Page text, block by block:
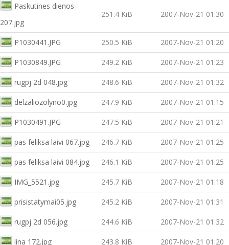
Paskutines dienos
207.jpg
251.4 KiB 2007-Nov-21 01:30
P1030441.JPG 250.5 KiB 2007-Nov-21 01:20
P1030849.JPG 249.2 KiB 2007-Nov-21 01:23
rugpj 2d 048.jpg 248.6 KiB 2007-Nov-21 01:32
delzaliozolyno0.jpg 247.9 KiB 2007-Nov-21 01:15
P1030491.JPG 247.5 KiB 2007-Nov-21 01:21
pas feliksa laivi 067.jpg 246.7 KiB 2007-Nov-21 01:25
pas feliksa laivi 084.jpg 246.1 KiB 2007-Nov-21 01:25
IMG_5521.jpg 245.7 KiB 2007-Nov-21 01:18
prisistatymai05.jpg 245.2 KiB 2007-Nov-21 01:31
rugpj 2d 056.jpg 244.6 KiB 2007-Nov-21 01:32
lina 172.jpg 243.8 KiB 2007-Nov-21 01:20